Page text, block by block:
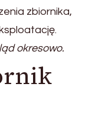
zbiornika,
okresowo.